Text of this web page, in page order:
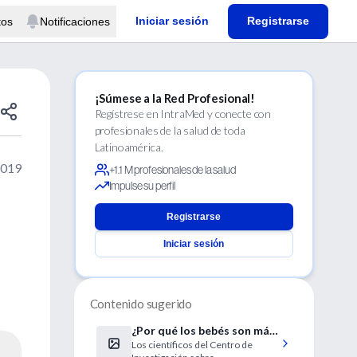
Notificaciones Iniciar sesión Registrarse
¡Súmese a la Red Profesional!
Regístrese en IntraMed y conecte con
profesionales de la salud de toda
Latinoamérica.
+1.1 M profesionales de la salud
Impulse su perfil
Registrarse
Iniciar sesión
Contenido sugerido
¿Por qué los bebés son más
propensos que los adultos
Los científicos del Centro de